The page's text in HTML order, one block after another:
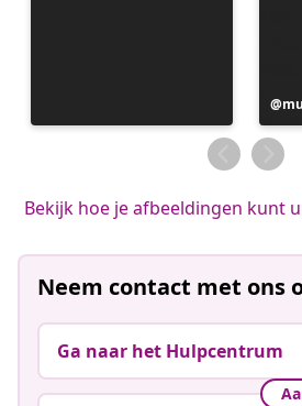
door
Bekijk hoe je afbeeldingen kunt
Neem contact met ons
Ga naar het Hulpcentrum